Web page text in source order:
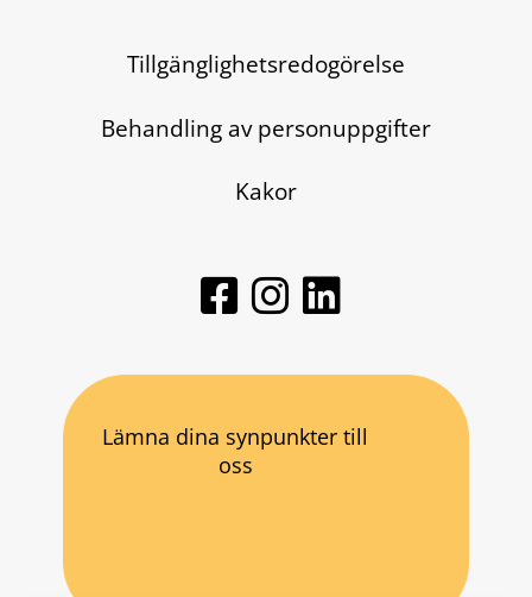
Tillgänglighetsredogörelse
Behandling av personuppgifter
Kakor
Lämna dina synpunkter till
oss